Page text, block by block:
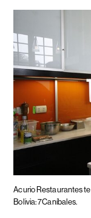
Acurio Restaurantes
Bolivia: 7Caníbales.